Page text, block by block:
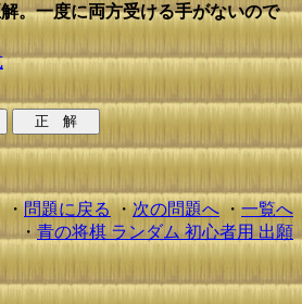
。一度に両方受ける手がないので
・問題に戻る・次の問題へ・一覧へ
・ 青の将棋 ランダム 初心者用 出願